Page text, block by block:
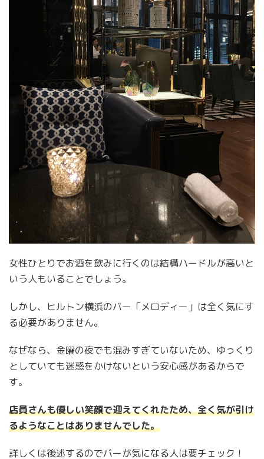
女性ひとりでお酒を飲みに行くのは結構ハードルが高いと
いう人もいることでしょう。
しかし、ヒルトン横浜のバー「メロディー」は全く気にす
る必要がありません。
なぜなら、金曜の夜でも混みすぎていないため、ゆっくり
としていても迷惑をかけないという安心感があるからで
す。
店員さんも優しい笑顔で迎えてくれたため、全く気が引け
るようなことはありませんでした。
詳しくは後述するのでバーが気になる人は要チェック！